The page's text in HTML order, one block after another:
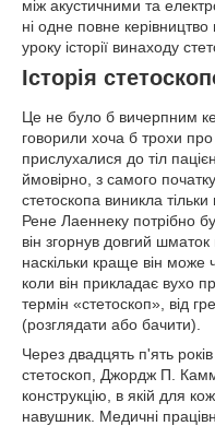
між акустичними та
ні одне повне
уроку історії винаходу
Історія
Це не було б вичерпним
говорили хоча б трохи про
прислухалися до тіл
ймовірно, з самого
стетоскопа виникла
Рене Лаеннеку потрібно
він згорнув довгий шматок
наскільки краще він
коли він прикладає вухо
термін «стетоскоп», від
(розглядати або бачити).
Через двадцять п'ять
стетоскоп, Джордж П.
конструкцію, в якій для
навушник. Медичні